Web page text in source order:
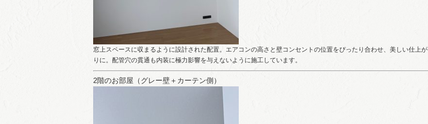
窓上スペースに収まるように設計された配置。エアコンの高さと壁コンセントの位置をぴったり合わせ、美しい仕上が
りに。配管穴の貫通も内装に極力影響を与えないように施工しています。
2階のお部屋（グレー壁＋カーテン側）